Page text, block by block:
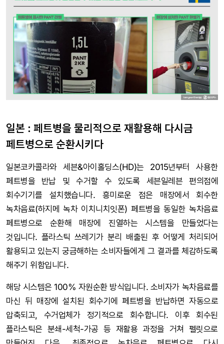
일본 : 페트병을 물리적으로 재활용해 다시금
페트병으로 순환시키다
일본코카콜라와 세븐&아이홀딩스(HD)는 2015년부터 사용한
페트병을 반납 및 수거할 수 있도록 세븐일레븐 편의점에
회수기기를 설치했습니다. 흥미로운 점은 매장에서 회수한
녹차음료(하지메 녹차 이치니치잇폰) 페트병을 동일한 녹차음료
페트병으로 순환해 매장에 진열하는 시스템을 만들었다는
것입니다. 플라스틱 쓰레기가 분리 배출된 후 어떻게 처리되어
활용되고 있는지 궁금해하는 소비자들에게 그 결과를 체감하도록
해주기 위함입니다.
해당 시스템은 100% 자원순환 방식입니다. 소비자가 녹차음료를
마신 뒤 매장에 설치된 회수기에 페트병을 반납하면 자동으로
압축되고, 수거업체가 정기적으로 회수합니다. 이후 회수된
플라스틱은 분쇄-세척-가공 등 재활용 과정을 거쳐 펠릿으로